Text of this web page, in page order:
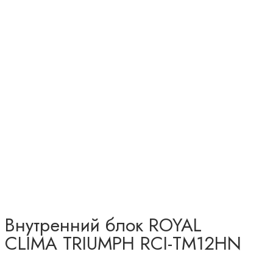
Внутренний блок ROYAL
CLIMA TRIUMPH RCI-TM12HN